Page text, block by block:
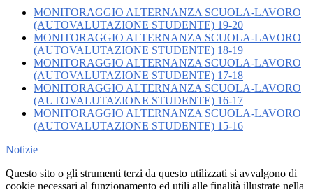
MONITORAGGIO ALTERNANZA SCUOLA-LAVORO
(AUTOVALUTAZIONE STUDENTE) 19-20
MONITORAGGIO ALTERNANZA SCUOLA-LAVORO
(AUTOVALUTAZIONE STUDENTE) 18-19
MONITORAGGIO ALTERNANZA SCUOLA-LAVORO
(AUTOVALUTAZIONE STUDENTE) 17-18
MONITORAGGIO ALTERNANZA SCUOLA-LAVORO
(AUTOVALUTAZIONE STUDENTE) 16-17
MONITORAGGIO ALTERNANZA SCUOLA-LAVORO
(AUTOVALUTAZIONE STUDENTE) 15-16
Notizie
Questo sito o gli strumenti terzi da questo utilizzati si avvalgono di
cookie necessari al funzionamento ed utili alle finalità illustrate nella